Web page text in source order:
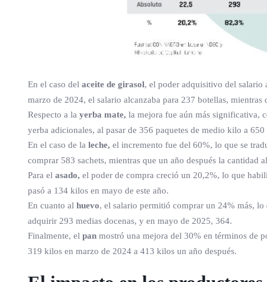
En el caso del aceite de girasol, el poder adquisitivo del
marzo de 2024, el salario alcanzaba para 237 botellas,
Respecto a la yerba mate, la mejora fue aún más significativa,
yerba adicionales, al pasar de 356 paquetes de medio kilo a
En el caso de la leche, el incremento fue del 60%, lo que se
comprar 583 sachets, mientras que un año después la cantidad
Para el asado, el poder de compra creció un 20,2%, lo que
pasó a 134 kilos en mayo de este año.
En cuanto al huevo, el salario permitió comprar un 24% más, lo
adquirir 293 medias docenas, y en mayo de 2025, 364.
Finalmente, el pan mostró una mejora del 30% en términos de
319 kilos en marzo de 2024 a 413 kilos un año después.